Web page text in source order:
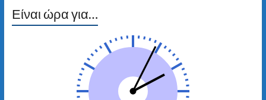
Είναι ώρα για…